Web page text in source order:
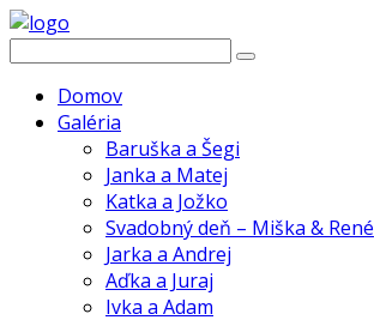
Domov
Galéria
Baruška a Šegi
Janka a Matej
Katka a Jožko
Svadobný deň – Miška & René
Jarka a Andrej
Aďka a Juraj
Ivka a Adam